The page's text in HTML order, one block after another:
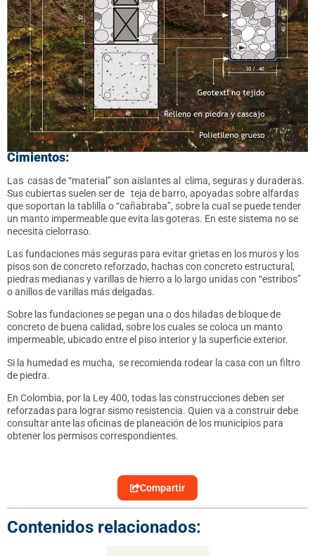
Cimientos:
Las casas de “material” son aislantes al
clima, seguras y duraderas.
Sus cubiertas suelen ser de teja de barro, apoyadas sobre alfardas
que soportan la tablilla o “cañabraba”, sobre la cual se puede tender
un manto impermeable que evita las goteras. En este sistema no se
necesita cielorraso.
Las fundaciones más seguras para evitar grietas en los muros y los
pisos son de concreto reforzado, hachas con concreto estructural,
piedras medianas y varillas de hierro a lo largo unidas con “estribos”
o anillos de varillas más delgadas.
Sobre las fundaciones se pegan una o dos hiladas de bloque de
concreto de buena calidad, sobre los cuales se coloca un manto
impermeable, ubicado entre el piso interior y la superficie exterior.
Si la humedad es mucha, se recomienda rodear la casa con un filtro
de piedra.
En Colombia, por la Ley 400, todas las construcciones deben ser
reforzadas para lograr sismo resistencia. Quien va a construir debe
consultar ante las oficinas de planeación de los municipios para
obtener los permisos correspondientes.
Compartir
Contenidos relacionados: